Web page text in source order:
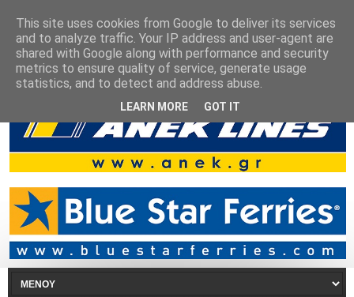
This site uses cookies from Google to deliver its services
and to analyze traffic. Your IP address and user-agent are
shared with Google along with performance and security
metrics to ensure quality of service, generate usage
statistics, and to detect and address abuse.
LEARN MORE GOT IT